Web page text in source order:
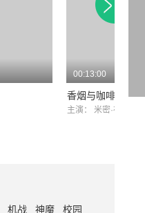
00:13:00
香烟与咖啡
主演： 米密·布勒内
机战 神魔 校园